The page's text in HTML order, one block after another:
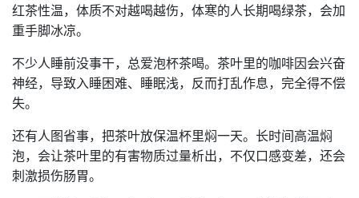
红茶性温，体质不对越喝越伤，体寒的人长期喝绿茶，会加
重手脚冰凉。
不少人睡前没事干，总爱泡杯茶喝。茶叶里的咖啡因会兴奋
神经，导致入睡困难、睡眠浅，反而打乱作息，完全得不偿
失。
还有人图省事，把茶叶放保温杯里焖一天。长时间高温焖
泡，会让茶叶里的有害物质过量析出，不仅口感变差，还会
刺激损伤肠胃。